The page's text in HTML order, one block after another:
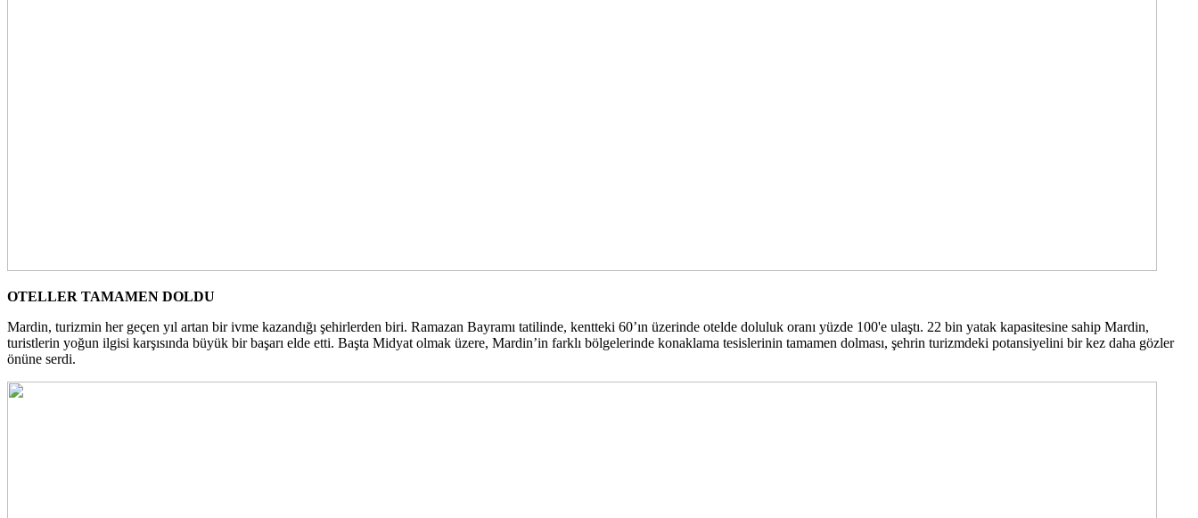
OTELLER TAMAMEN DOLDU
Mardin, turizmin her geçen yıl artan bir ivme kazandığı şehirlerden biri. Ramazan Bayramı tatilinde, kentteki 60’ın üzerinde otelde doluluk oranı yüzde 100'e ulaştı. 22 bin yatak kapasitesine sahip Mardin,
turistlerin yoğun ilgisi karşısında büyük bir başarı elde etti. Başta Midyat olmak üzere, Mardin’in farklı bölgelerinde konaklama tesislerinin tamamen dolması, şehrin turizmdeki potansiyelini bir kez daha gözler
önüne serdi.